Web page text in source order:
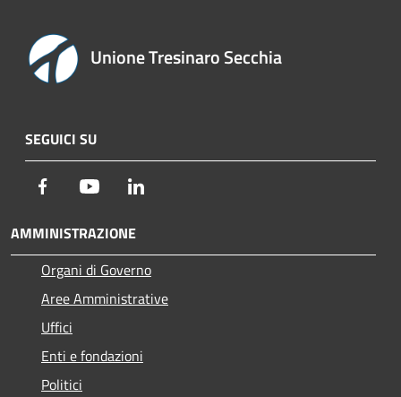
Unione Tresinaro Secchia
SEGUICI SU
Facebook Youtube
AMMINISTRAZIONE
Organi di Governo
Aree Amministrative
Uffici
Enti e fondazioni
Politici